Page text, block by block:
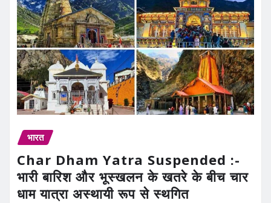
भारत
Char Dham Yatra Suspended :-
भारी बारिश और भूस्खलन के खतरे के बीच चार
धाम यात्रा अस्थायी रूप से स्थगित